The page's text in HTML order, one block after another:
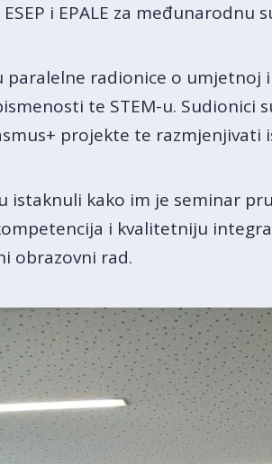
i EPALE za međunarodnu
paralelne radionice o
te STEM-u.
projekte te razmjenjivati
istaknuli kako im je seminar
i kvalitetniju
obrazovni rad.